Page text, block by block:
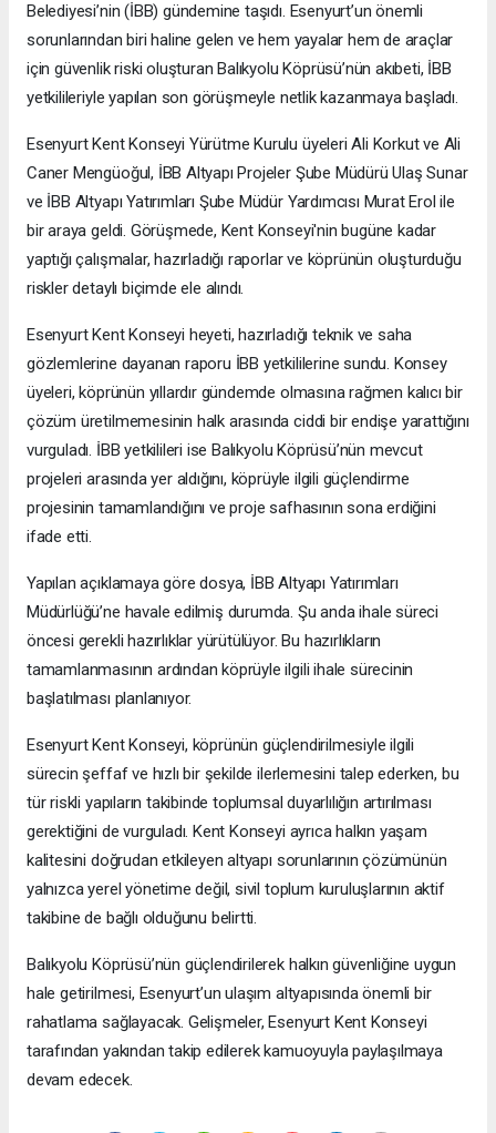
Belediyesi’nin (İBB) gündemine taşıdı. Esenyurt’un önemli
sorunlarından biri haline gelen ve hem yayalar hem de araçlar
için güvenlik riski oluşturan Balıkyolu Köprüsü’nün akıbeti, İBB
yetkilileriyle yapılan son görüşmeyle netlik kazanmaya başladı.
Esenyurt Kent Konseyi Yürütme Kurulu üyeleri Ali Korkut ve Ali
Caner Mengüoğul, İBB Altyapı Projeler Şube Müdürü Ulaş Sunar
ve İBB Altyapı Yatırımları Şube Müdür Yardımcısı Murat Erol ile
bir araya geldi. Görüşmede, Kent Konseyi'nin bugüne kadar
yaptığı çalışmalar, hazırladığı raporlar ve köprünün oluşturduğu
riskler detaylı biçimde ele alındı.
Esenyurt Kent Konseyi heyeti, hazırladığı teknik ve saha
gözlemlerine dayanan raporu İBB yetkililerine sundu. Konsey
üyeleri, köprünün yıllardır gündemde olmasına rağmen kalıcı bir
çözüm üretilmemesinin halk arasında ciddi bir endişe yarattığını
vurguladı. İBB yetkilileri ise Balıkyolu Köprüsü’nün mevcut
projeleri arasında yer aldığını, köprüyle ilgili güçlendirme
projesinin tamamlandığını ve proje safhasının sona erdiğini
ifade etti.
Yapılan açıklamaya göre dosya, İBB Altyapı Yatırımları
Müdürlüğü’ne havale edilmiş durumda. Şu anda ihale süreci
öncesi gerekli hazırlıklar yürütülüyor. Bu hazırlıkların
tamamlanmasının ardından köprüyle ilgili ihale sürecinin
başlatılması planlanıyor.
Esenyurt Kent Konseyi, köprünün güçlendirilmesiyle ilgili
sürecin şeffaf ve hızlı bir şekilde ilerlemesini talep ederken, bu
tür riskli yapıların takibinde toplumsal duyarlılığın artırılması
gerektiğini de vurguladı. Kent Konseyi ayrıca halkın yaşam
kalitesini doğrudan etkileyen altyapı sorunlarının çözümünün
yalnızca yerel yönetime değil, sivil toplum kuruluşlarının aktif
takibine de bağlı olduğunu belirtti.
Balıkyolu Köprüsü’nün güçlendirilerek halkın güvenliğine uygun
hale getirilmesi, Esenyurt’un ulaşım altyapısında önemli bir
rahatlama sağlayacak. Gelişmeler, Esenyurt Kent Konseyi
tarafından yakından takip edilerek kamuoyuyla paylaşılmaya
devam edecek.